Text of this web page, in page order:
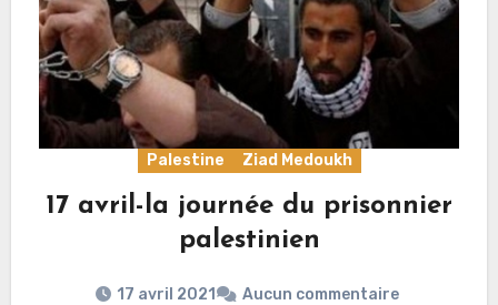
Palestine Ziad Medoukh
17 avril-la journée du prisonnier
palestinien
17 avril 2021 Aucun commentaire